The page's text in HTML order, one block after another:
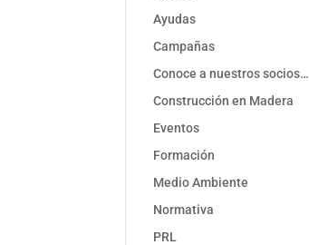
Ayudas
Campañas
Conoce a nuestros socios…
Construcción en Madera
Eventos
Formación
Medio Ambiente
Normativa
PRL